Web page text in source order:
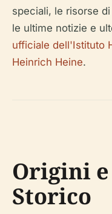
speciali, le risorse
le ultime notizie e
ufficiale dell'Istituto
Heinrich Heine.
Origini
Storico